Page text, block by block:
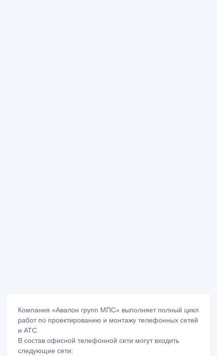
Компания «Авалон групп МПС» выполняет полный цикл
работ по проектированию и монтажу телефонных сетей
и АТС.
В состав офисной телефонной сети могут входить
следующие сети: